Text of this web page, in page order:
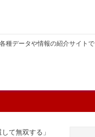
種データや情報の紹介サイトで
て無双する」